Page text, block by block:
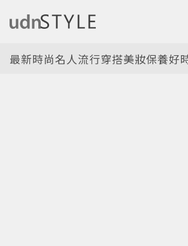
最新時尚名人流行穿搭美妝保養好